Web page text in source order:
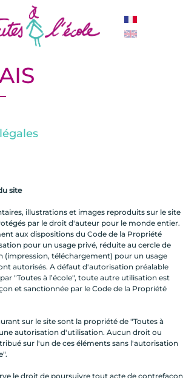
site
illustrations et images reproduits sur le site
par le droit d'auteur pour le monde entier.
aux dispositions du Code de la Propriété
pour un usage privé, réduite au cercle de
(impression, téléchargement) pour un usage
autorisés. A défaut d'autorisation préalable
"Toutes à l’école", toute autre utilisation est
et sanctionnée par le Code de la Propriété
sur le site sont la propriété de "Toutes à
autorisation d'utilisation. Aucun droit ou
sur l'un de ces éléments sans l'autorisation
le droit de poursuivre tout acte de contrefaçon